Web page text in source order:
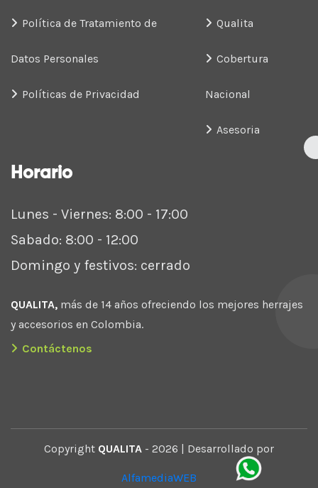
Política de Tratamiento de
Datos Personales
Políticas de Privacidad
Qualita
Cobertura
Nacional
Asesoria
Horario
Lunes - Viernes: 8:00 - 17:00
Sabado: 8:00 - 12:00
Domingo y festivos: cerrado
QUALITA, más de 14 años ofreciendo los mejores herrajes
y accesorios en Colombia.
Contáctenos
Copyright QUALITA - 2026 | Desarrollado por
AlfamediaWEB